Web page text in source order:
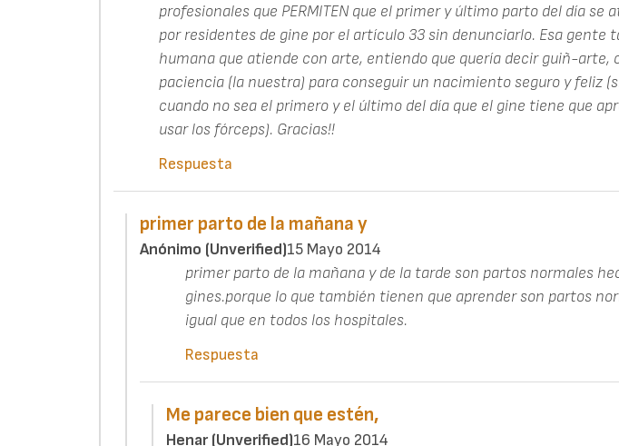
profesionales que PERMITEN que el primer y último parto del día se
por residentes de gine por el artículo 33 sin denunciarlo. Esa gente
humana que atiende con arte, entiendo que quería decir guiñ-arte,
paciencia (la nuestra) para conseguir un nacimiento seguro y feliz
cuando no sea el primero y el último del día que el gine tiene que
usar los fórceps). Gracias!!
Respuesta
primer parto de la mañana y
Anónimo (unverified)15 Mayo 2014
primer parto de la mañana y de la tarde son partos normales
gines.porque lo que también tienen que aprender son partos
igual que en todos los hospitales.
Respuesta
Me parece bien que estén,
Henar (unverified)16 Mayo 2014